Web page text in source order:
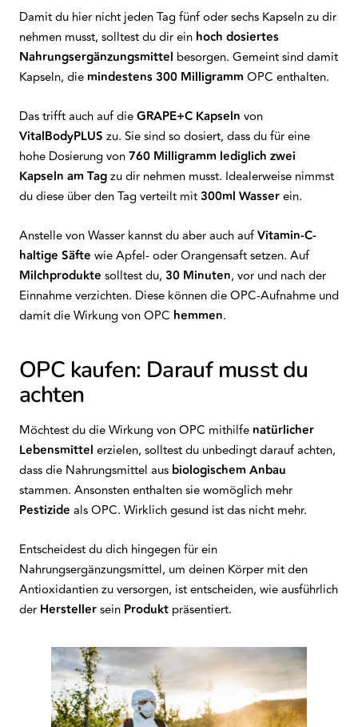
Damit du hier nicht jeden Tag fünf oder sechs Kapseln zu dir
nehmen musst, solltest du dir ein hoch dosiertes
Nahrungsergänzungsmittel besorgen. Gemeint sind damit
Kapseln, die mindestens 300 Milligramm OPC enthalten.
Das trifft auch auf dieGRAPE+C Kapseln von
VitalBodyPLUS zu. Sie sind so dosiert, dass du für eine
hohe Dosierung von760 Milligramm lediglich zwei
Kapseln am Tagzu dir nehmen musst. Idealerweise nimmst
du diese über den Tag verteilt mit300ml Wasserein.
Anstelle von Wasser kannst du aber auch aufVitamin-C-
haltige Säfte wie Apfel- oder Orangensaft setzen. Auf
Milchprodukte solltest du, 30 Minuten, vor und nach der
Einnahme verzichten. Diese können die OPC-Aufnahme und
damit die Wirkung von OPC hemmen.
OPC kaufen: Darauf musst du
achten
Möchtest du die Wirkung von OPC mithilfe natürlicher
Lebensmittel erzielen, solltest du unbedingt darauf achten,
dass die Nahrungsmittel aus biologischem Anbau
stammen. Ansonsten enthalten sie womöglich mehr
Pestizide als OPC. Wirklich gesund ist das nicht mehr.
Entscheidest du dich hingegen für ein
Nahrungsergänzungsmittel, um deinen Körper mit den
Antioxidantien zu versorgen, ist entscheiden, wie ausführlich
der Herstellersein Produkt präsentiert.